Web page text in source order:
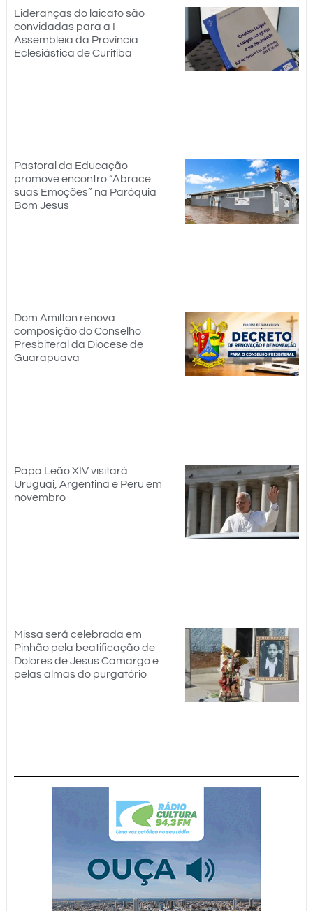
Lideranças do laicato são
convidadas para a I
Assembleia da Província
Eclesiástica de Curitiba
Pastoral da Educação
promove encontro “Abrace
suas Emoções” na Paróquia
Bom Jesus
Dom Amilton renova
composição do Conselho
Presbiteral da Diocese de
Guarapuava
Papa Leão XIV visitará
Uruguai, Argentina e Peru em
novembro
Missa será celebrada em
Pinhão pela beatificação de
Dolores de Jesus Camargo e
pelas almas do purgatório